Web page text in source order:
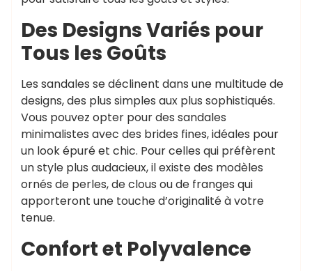
Des Designs Variés pour
Tous les Goûts
Les sandales se déclinent dans une multitude de
designs, des plus simples aux plus sophistiqués.
Vous pouvez opter pour des sandales
minimalistes avec des brides fines, idéales pour
un look épuré et chic. Pour celles qui préfèrent
un style plus audacieux, il existe des modèles
ornés de perles, de clous ou de franges qui
apporteront une touche d’originalité à votre
tenue.
Confort et Polyvalence